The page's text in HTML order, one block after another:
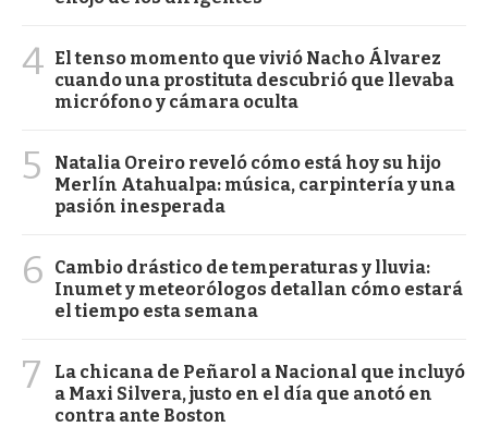
4 El tenso momento que vivió Nacho Álvarez
cuando una prostituta descubrió que llevaba
micrófono y cámara oculta
5
Natalia Oreiro reveló cómo está hoy su hijo
Merlín Atahualpa: música, carpintería y una
pasión inesperada
6
Cambio drástico de temperaturas y lluvia:
Inumet y meteorólogos detallan cómo estará
el tiempo esta semana
7
La chicana de Peñarol a Nacional que incluyó
a Maxi Silvera, justo en el día que anotó en
contra ante Boston